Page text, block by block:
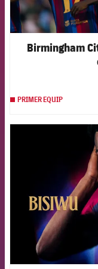
Birmingham
PRIMER EQUIP